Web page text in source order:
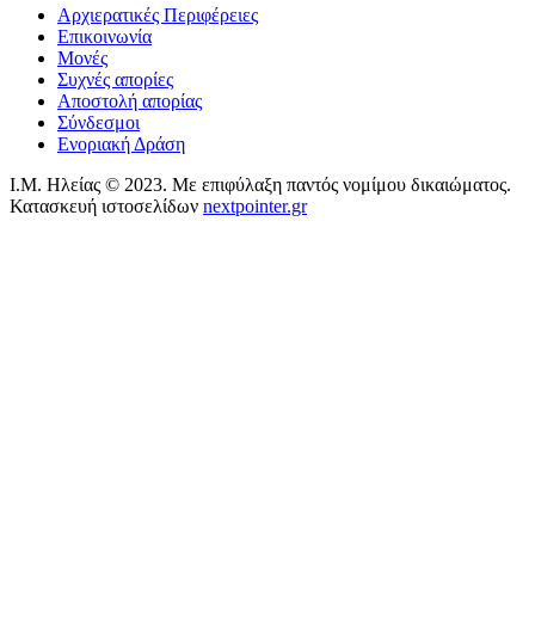
Αρχιερατικές Περιφέρειες
Επικοινωνία
Μονές
Συχνές απορίες
Αποστολή απορίας
Σύνδεσμοι
Ενοριακή Δράση
Ι.Μ. Ηλείας © 2023. Με επιφύλαξη παντός νομίμου δικαιώματος.
Κατασκευή ιστοσελίδων nextpointer.gr